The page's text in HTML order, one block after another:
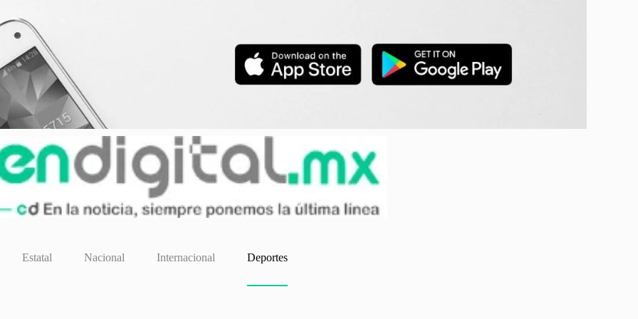
Estatal Nacional Internacional Deportes